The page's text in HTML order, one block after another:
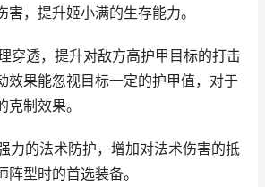
害，提升姬小满的生存能力。
穿透，提升对敌方高护甲目标的打击
效果能忽视目标一定的护甲值，对于
制效果。
力的法术防护，增加对法术伤害的抵
型时的首选装备。